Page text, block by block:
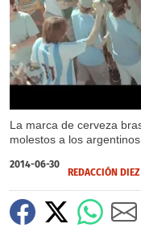
La marca de cerveza
molestos a los
2014-06-30
REDACCIÓN DIEZ